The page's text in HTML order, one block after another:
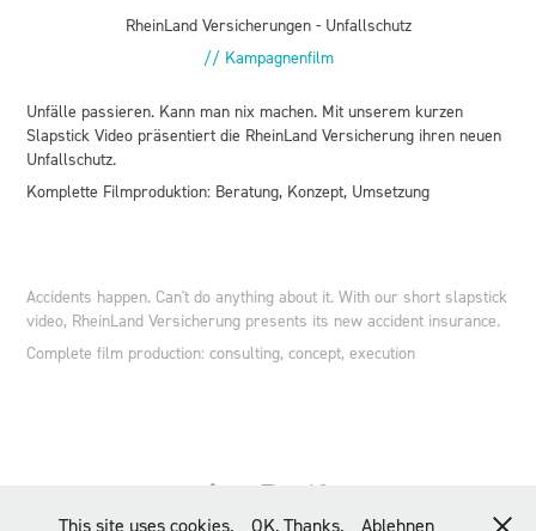
RheinLand Versicherungen - Unfallschutz
// Kampagnenfilm
Unfälle passieren. Kann man nix machen. Mit unserem kurzen
Slapstick Video präsentiert die RheinLand Versicherung ihren neuen
Unfallschutz.
Komplette Filmproduktion: Beratung, Konzept, Umsetzung
Accidents happen. Can't do anything about it. With our short slapstick
video, RheinLand Versicherung presents its new accident insurance.
Complete film production: consulting, concept, execution
This site uses cookies. OK, Thanks. Ablehnen